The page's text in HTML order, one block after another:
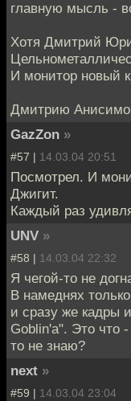
главную мысль -
Хотя Дмитрий
И монитор новый
Дмитрию
GazZon »
#57 | 14.03.04 20:51
Посмотрел. И
Джигит.
Каждый раз
UNV »
#58 | 14.03.04 22:32
Я чегой-то не
В намеднях
и сразу же кадры
Goblin'а". Это что
то не знаю?
next »
#59 | 14.03.04 23:04